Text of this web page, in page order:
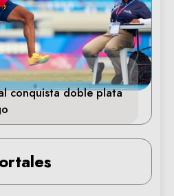
conquista doble plata